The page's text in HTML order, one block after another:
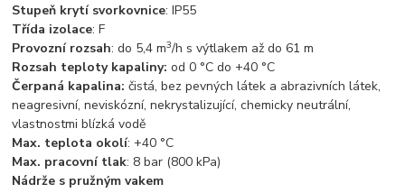
Stupeň krytí svorkovnice: IP55
Třída izolace: F
Provozní rozsah: do 5,4 m3/h s výtlakem až do 61 m
Rozsah teploty kapaliny:od 0 °C do +40 °C
Čerpaná kapalina: čistá, bez pevných látek a abrazivních látek,
neagresivní, neviskózní, nekrystalizující, chemicky neutrální,
vlastnostmi blízká vodě
Max. teplota okolí: +40 °C
Max. pracovní tlak: 8 bar (800 kPa)
Nádrže s pružným vakem